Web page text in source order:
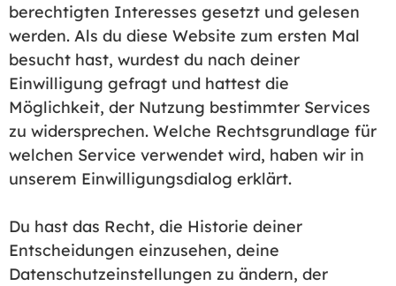
berechtigten Interesses gesetzt und gelesen
werden. Als du diese Website zum ersten Mal
besucht hast, wurdest du nach deiner
Einwilligung gefragt und hattest die
Möglichkeit, der Nutzung bestimmter Services
zu widersprechen. Welche Rechtsgrundlage für
welchen Service verwendet wird, haben wir in
unserem Einwilligungsdialog erklärt.
Du hast das Recht, die Historie deiner
Entscheidungen einzusehen, deine
Datenschutzeinstellungen zu ändern, der